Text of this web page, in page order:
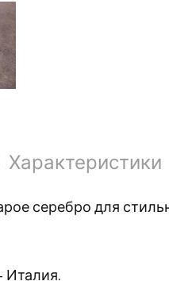
Характеристики
серебро для
- Италия.